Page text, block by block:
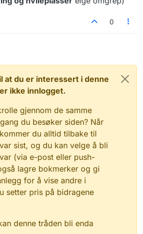
0
at du er interessert i denne
ikke innlogget.
gjennom de samme
du besøker siden? Når
du alltid tilbake til
sist, og du kan velge å bli
(via e-post eller push-
lagre bokmerker og gi
for å vise andre i
setter pris på bidragene
denne tråden bli enda